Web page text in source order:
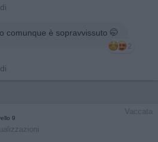
comunque è sopravvissuto 🤭
2
Vaccata
9